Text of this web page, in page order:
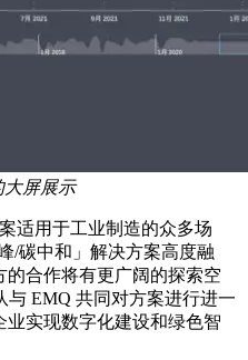
大屏展示
适用于工业制造的众多场
/碳中和」解决方案高度融
合作将有更广阔的探索空
与 EMQ 共同对方案进行进一
实现数字化建设和绿色智